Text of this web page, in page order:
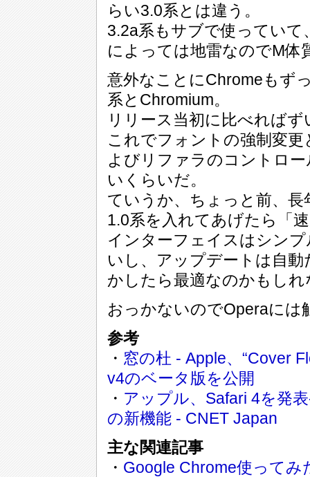
らい3.0系とは違う。
3.2a系もサブで使ってい
によっては地雷なのでM体
意外なことにChromeもず
系とChromium。
リリース当初に比べれば
これでフォントの強制変
よびリファラのコントロ
いくらいだ。
ていうか、ちょっと前、
1.0系を入れてあげたら「
インターフェイスはシン
いし、アップデートは自
かしたら最適なのかもしれ
おっかないのでOperaには
参考
・ 窓の杜 - Apple、“Cover
v4のベータ版を公開
・ アップル、Safari 4を発
の新機能 - CNET Japan
主な関連記事
・ Google Chrome使ってみ